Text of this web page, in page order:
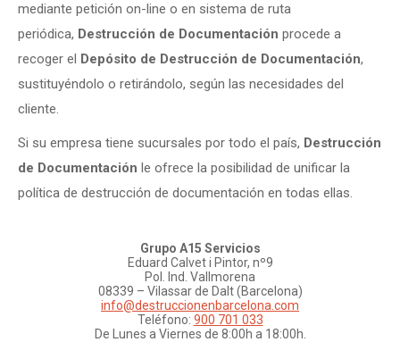
mediante petición on-line o en sistema de ruta
periódica, Destrucción de Documentación procede a
recoger el Depósito de Destrucción de Documentación,
sustituyéndolo o retirándolo, según las necesidades del
cliente.
Si su empresa tiene sucursales por todo el país, Destrucción
de Documentación le ofrece la posibilidad de unificar la
política de destrucción de documentación en todas ellas.
Grupo A15 Servicios
Eduard Calvet i Pintor, nº9
Pol. Ind. Vallmorena
08339 – Vilassar de Dalt (Barcelona)
info@destruccionenbarcelona.com
Teléfono: 900 701 033
De Lunes a Viernes de 8:00h a 18:00h.